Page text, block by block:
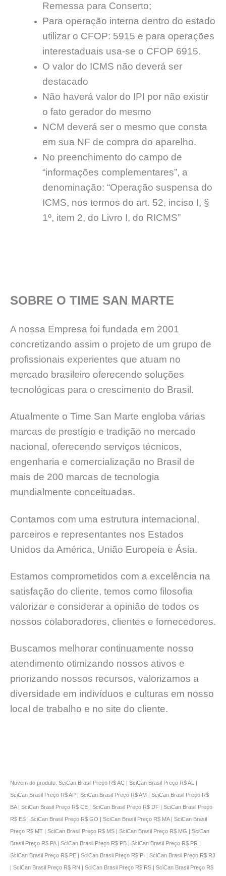
Remessa para Conserto;
Para operação interna dentro do estado
utilizar o CFOP: 5915 e para operações
interestaduais usa-se o CFOP 6915.
O valor do ICMS não deverá ser
destacado
Não haverá valor do IPI por não existir
o fato gerador do mesmo
NCM deverá ser o mesmo que consta
em sua NF de compra do aparelho.
No preenchimento do campo de
“informações complementares”, a
denominação: “Operação suspensa do
ICMS, nos termos do art. 52, inciso I, §
1º, item 2, do Livro I, do RICMS”
SOBRE O TIME SAN MARTE
A nossa Empresa foi fundada em 2001
concretizando assim o projeto de um grupo de
profissionais experientes que atuam no
mercado brasileiro oferecendo soluções
tecnológicas para o crescimento do Brasil.
Atualmente o Time San Marte engloba várias
marcas de prestígio e tradição no mercado
nacional, oferecendo serviços técnicos,
engenharia e comercialização no Brasil de
mais de 200 marcas de tecnologia
mundialmente conceituadas.
Contamos com uma estrutura internacional,
parceiros e representantes nos Estados
Unidos da América, União Europeia e Ásia.
Estamos comprometidos com a excelência na
satisfação do cliente, temos como filosofia
valorizar e considerar a opinião de todos os
nossos colaboradores, clientes e fornecedores.
Buscamos melhorar continuamente nosso
atendimento otimizando nossos ativos e
priorizando nossos recursos, valorizamos a
diversidade em indivíduos e culturas em nosso
local de trabalho e no site do cliente.
Nuvem do produto: SciCan Brasil Preço R$ AC | SciCan Brasil Preço R$ AL |
SciCan Brasil Preço R$ AP | SciCan Brasil Preço R$ AM | SciCan Brasil Preço R$
BA | SciCan Brasil Preço R$ CE | SciCan Brasil Preço R$ DF | SciCan Brasil Preço
R$ ES | SciCan Brasil Preço R$ GO | SciCan Brasil Preço R$ MA | SciCan Brasil
Preço R$ MT | SciCan Brasil Preço R$ MS | SciCan Brasil Preço R$ MG | SciCan
Brasil Preço R$ PA | SciCan Brasil Preço R$ PB | SciCan Brasil Preço R$ PR |
SciCan Brasil Preço R$ PE | SciCan Brasil Preço R$ PI | SciCan Brasil Preço R$ RJ
| SciCan Brasil Preço R$ RN | SciCan Brasil Preço R$ RS | SciCan Brasil Preço R$